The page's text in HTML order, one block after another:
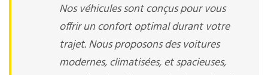
Nos véhicules sont conçus pour vous
offrir un confort optimal durant votre
trajet. Nous proposons des voitures
modernes, climatisées, et spacieuses,